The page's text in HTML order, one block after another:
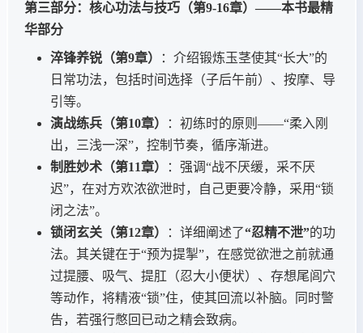
第三部分：核心功法与技巧（第9-16章）——本书最精
华部分
淬锋养锐（第9章）
：介绍锻炼玉茎使其“长大”的
日常功法，包括时间选择（子后午前）、按摩、导
引等。
演战练兵（第10章）
：初练时的原则——“柔入刚
出，三浅一深”，控制节奏，循序渐进。
制胜妙术（第11章）
：强调“战不厌缓，采不厌
迟”，在对方欢浓欲泄时，自己更要冷静，采用“锁
闭之法”。
锁闭玄关（第12章）
：详细阐述了“忍精不泄”的功
法。其关键在于“预为提掣”，在感觉欲泄之前就通
过提腰、吸气、提肛（忍大小便状）、存想尾闾穴
等动作，将精液“锁”住，使其回流以补脑。同时警
告，若强行憋回已动之精会致病。